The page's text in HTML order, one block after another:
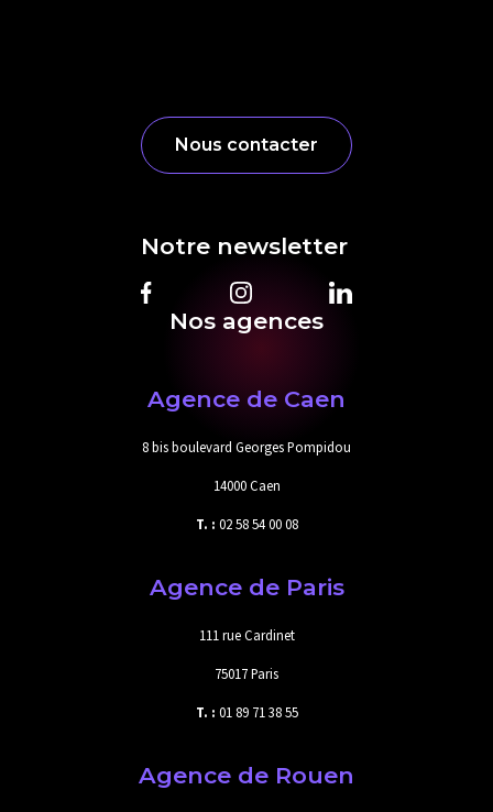
Nous contacter
Notre newsletter
Nos agences
Agence de Caen
8 bis boulevard Georges Pompidou
14000 Caen
T. : 02 58 54 00 08
Agence de Paris
111 rue Cardinet
75017 Paris
T. : 01 89 71 38 55
Agence de Rouen